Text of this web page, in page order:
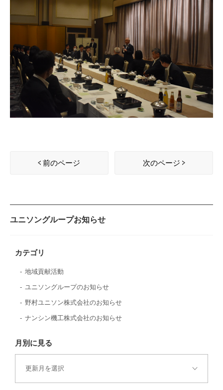
前のページ 次のページ
ユニソングループお知らせ
カテゴリ
地域貢献活動
ユニソングループのお知らせ
野村ユニソン株式会社のお知らせ
ナンシン機工株式会社のお知らせ
月別に見る